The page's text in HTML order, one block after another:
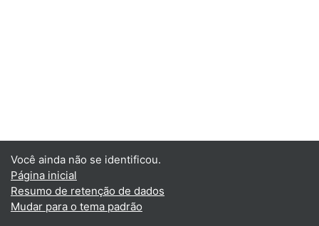
Você ainda não se identificou.
Página inicial
Resumo de retenção de dados
Mudar para o tema padrão